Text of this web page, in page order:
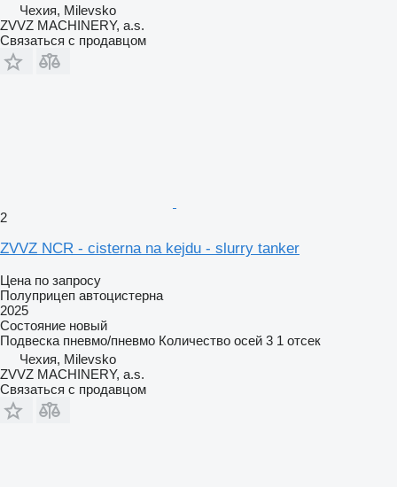
Чехия, Milevsko
ZVVZ MACHINERY, a.s.
Связаться с продавцом
2
ZVVZ NCR - cisterna na kejdu - slurry tanker
Цена по запросу
Полуприцеп автоцистерна
2025
Состояние новый
Подвеска пневмо/пневмо Количество осей 3 1 отсек
Чехия, Milevsko
ZVVZ MACHINERY, a.s.
Связаться с продавцом